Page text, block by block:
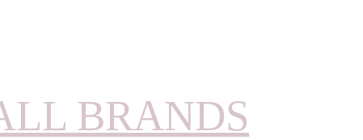
BRANDS